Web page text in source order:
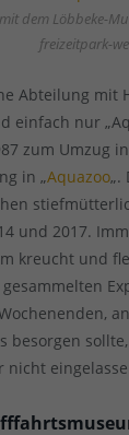
dem Löbbeke-
freizeitpark-
Abteilung mit
einfach nur
zum Umzug
in „Aquazoo„.
und 2017.
kreucht und
besorgen
nicht